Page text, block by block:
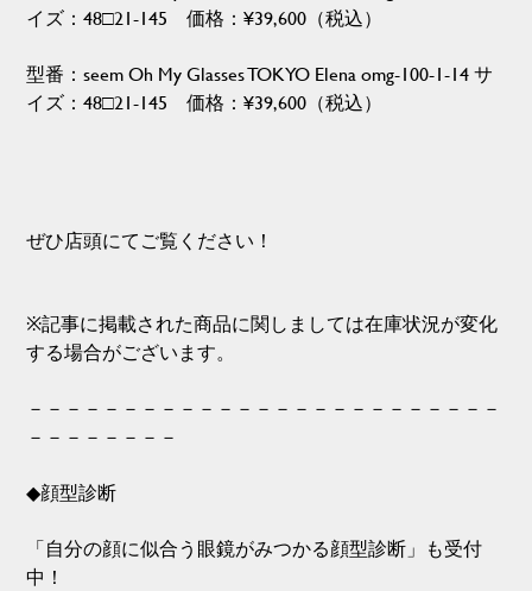
イズ：48□21-145 価格：¥39,600（税込）
型番：seem Oh My Glasses TOKYO Elena omg-100-1-14 サ
イズ：48□21-145 価格：¥39,600（税込）
ぜひ店頭にてご覧ください！
※記事に掲載された商品に関しましては在庫状況が変化
する場合がございます。
－－－－－－－－－－－－－－－－－－－－－－－－－
－－－－－－－－
◆顔型診断
「自分の顔に似合う眼鏡がみつかる顔型診断」も受付
中！